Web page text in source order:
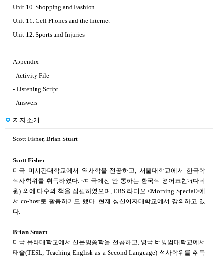
Unit 10. Shopping and Fashion
Unit 11. Cell Phones and the Internet
Unit 12. Sports and Injuries
Appendix
- Activity File
- Listening Script
- Answers
저자소개
Scott Fisher, Brian Stuart
Scott Fisher
미국 미시간대학교에서 역사학을 전공하고, 서울대학교에서 한국학
석사학위를 취득하였다. <미국에선 안 통하는 한국식 영어표현>(다락
원) 외에 다수의 책을 집필하였으며, EBS 라디오 <Morning Special>에
서 co-host로 활동하기도 했다. 현재 성신여자대학교에서 강의하고 있
다.
Brian Stuart
미국 유타대학교에서 신문방송학을 전공하고, 영국 버밍엄대학교에서
태슬(TESL; Teaching English as a Second Language) 석사학위를 취득